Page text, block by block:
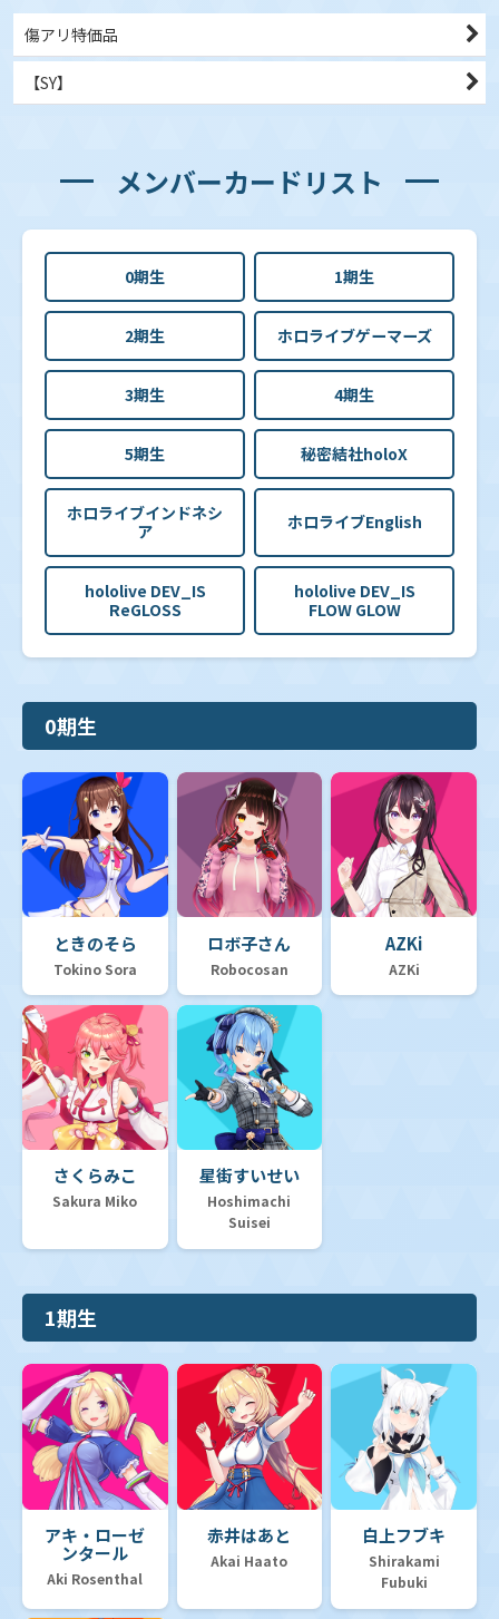
傷アリ特価品
【SY】
メンバーカードリスト
0期生 1期生
2期生 ホロライブゲーマーズ
3期生 4期生
5期生 秘密結社holoX
ホロライブインドネシ
ア
ホロライブEnglish
hololive DEV_IS
ReGLOSS
hololive DEV_IS
FLOW GLOW
0期生
ときのそら
Tokino Sora
ロボ子さん
Robocosan
AZKi
AZKi
さくらみこ
Sakura Miko
星街すいせい
Hoshimachi
Suisei
1期生
アキ・ローゼ
ンタール
Aki Rosenthal
赤井はあと
Akai Haato
白上フブキ
Shirakami
Fubuki